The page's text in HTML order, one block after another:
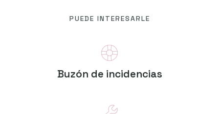
PUEDE INTERESARLE
Buzón de incidencias